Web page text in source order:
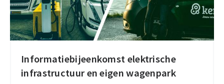
Informatiebijeenkomst elektrische
infrastructuur en eigen wagenpark
Informatiebijeenkomst
elektrische